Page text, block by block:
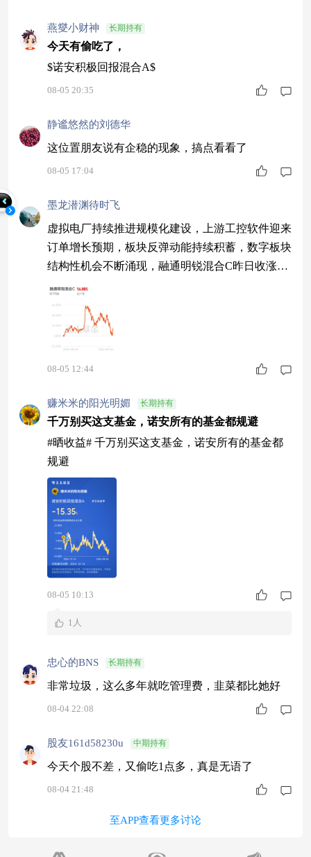
燕燮小财神 长期持有
今天有偷吃了，
$诺安积极回报混合A$
08-05 20:35
静谧悠然的刘德华
这位置朋友说有企稳的现象，搞点看看了
08-05 17:04
墨龙潜渊待时飞
虚拟电厂持续推进规模化建设，上游工控软件迎来
订单增长预期，板块反弹动能持续积蓄，数字板块
结构性机会不断涌现，融通明锐混合C昨日收涨5.3
8%，今日估值继续冲高3.67%，人工智能行情持续
回暖，国产工控持续受到资金跟踪。
08-05 12:44
赚米米的阳光明媚 长期持有
千万别买这支基金，诺安所有的基金都规避
#晒收益# 千万别买这支基金，诺安所有的基金都
规避
08-05 10:13
1人
忠心的BNS 长期持有
非常垃圾，这么多年就吃管理费，韭菜都比她好
08-04 22:08
股友161d58230u 中期持有
今天个股不差，又偷吃1点多，真是无语了
08-04 21:48
至APP查看更多讨论